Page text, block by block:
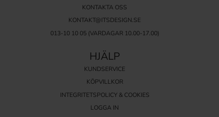
KONTAKTA OSS
KONTAKT@ITSDESIGN.SE
013-10 10 05(VARDAGAR 10.00-17.00)
HJÄLP
KUNDSERVICE
KÖPVILLKOR
INTEGRITETSPOLICY & COOKIES
LOGGA IN